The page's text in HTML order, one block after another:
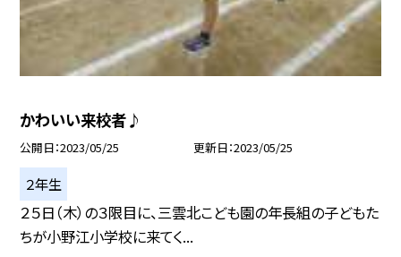
かわいい来校者♪
公開日 2023/05/25 更新日 2023/05/25
２年生
２５日（木）の３限目に、三雲北こども園の年長組の子どもた
ちが小野江小学校に来てく...